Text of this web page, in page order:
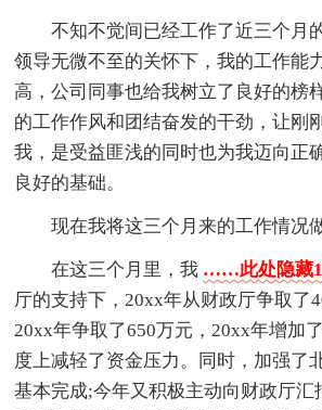
不知不觉间已经工作了近三个月
领导无微不至的关怀下，我的工作能
高，公司同事也给我树立了良好的榜
的工作作风和团结奋发的干劲，让刚
我，是受益匪浅的同时也为我迈向正
良好的基础。
现在我将这三个月来的工作情况
在这三个月里，我 ……此处隐藏
厅的支持下，20xx年从财政厅争取了
20xx年争取了650万元，20xx年增加
度上减轻了资金压力。同时，加强了
基本完成;今年又积极主动向财政厅汇